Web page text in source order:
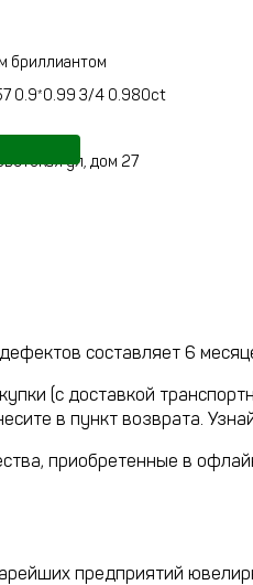
бриллиантом
0.9*0.99 3/4 0.980ct
ул, дом 27
составляет 6
(с доставкой
в пункт возврата.
приобретенные в
предприятий